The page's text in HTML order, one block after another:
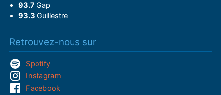
93.7 Gap
93.3 Guillestre
Retrouvez-nous sur
Spotify
Instagram
Facebook